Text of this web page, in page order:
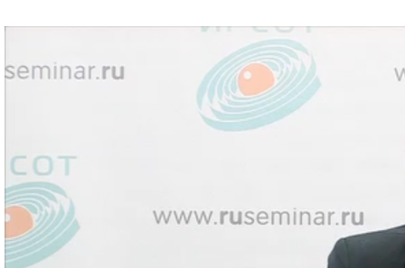
Предварительный просмотр.